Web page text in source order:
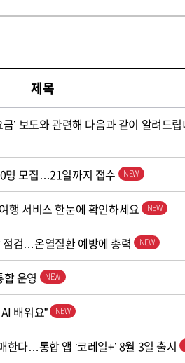
제목
’ 보도와 관련해 다음과 같이 알려드
명 모집…21일까지 접수
행 서비스 한눈에 확인하세요
점검…온열질환 예방에 총력
운영
배워요”
한다…통합 앱 ‘코레일+’ 8월 3일 출시